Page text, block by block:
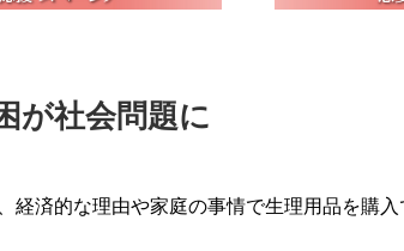
が社会問題に
経済的な理由や家庭の事情で生理用品を購